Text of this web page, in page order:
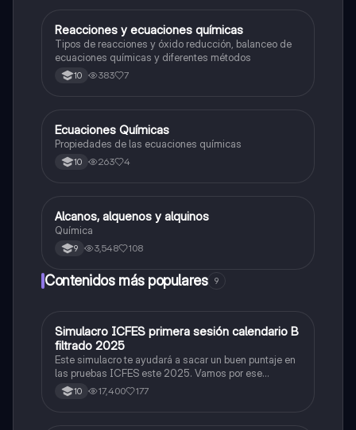
Química
Reacciones y ecuaciones químicas
Tipos de reacciones y óxido reducción, balanceo de
ecuaciones químicas y diferentes métodos
10 383 7
Química
Ecuaciones Químicas
Propiedades de las ecuaciones químicas
10 263 4
Química
Alcanos, alquenos y alquinos
Química
9 3,548 108
Contenidos más populares 9
ICFES: Matemáticas
Simulacro ICFES primera sesión calendario B
filtrado 2025
Este simulacro te ayudará a sacar un buen puntaje en
las pruebas ICFES este 2025. Vamos por ese
500/500. Y poder ser admitido en la universidad que
quieras, estudiar la carrera que quieres y no la que te
10 17,400 177